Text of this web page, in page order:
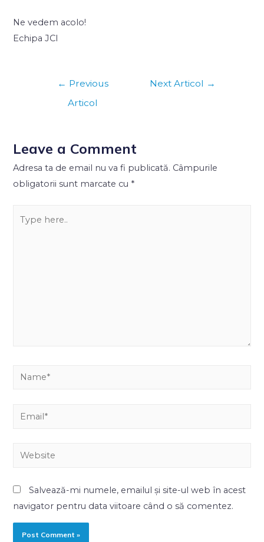
Ne vedem acolo!
Echipa JCI
← Previous
Articol
Next Articol →
Leave a Comment
Adresa ta de email nu va fi publicată. Câmpurile
obligatorii sunt marcate cu *
Salvează-mi numele, emailul și site-ul web în acest
navigator pentru data viitoare când o să comentez.